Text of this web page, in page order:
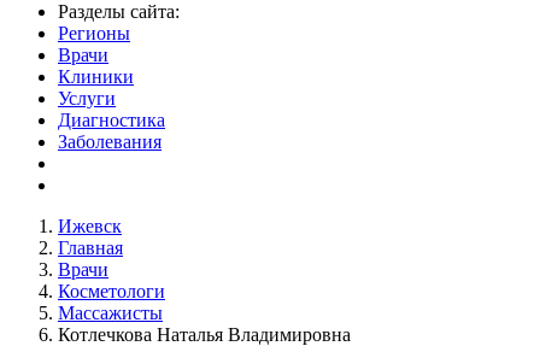
Разделы сайта:
Регионы
Врачи
Клиники
Услуги
Диагностика
Заболевания
Ижевск
Главная
Врачи
Косметологи
Массажисты
Котлечкова Наталья Владимировна